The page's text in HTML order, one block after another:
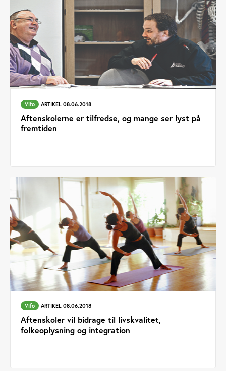
Vifo ARTIKEL 08.06.2018
Aftenskolerne er tilfredse, og mange ser lyst på
fremtiden
Vifo ARTIKEL 08.06.2018
Aftenskoler vil bidrage til livskvalitet,
folkeoplysning og integration